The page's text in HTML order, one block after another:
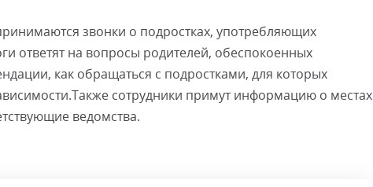
звонки о подростках, употребляющих
ответят на вопросы родителей, обеспокоенных
как обращаться с подростками, для которых
сотрудники примут информацию о местах
ведомства.